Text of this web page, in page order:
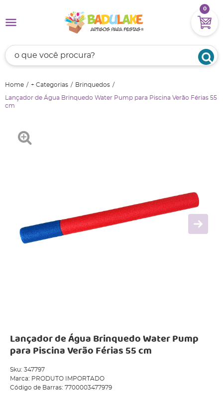
0
Home + Categorias Brinquedos
Lançador de Água Brinquedo Water Pump para Piscina Verão Férias 55
cm
Lançador de Água Brinquedo Water Pump
para Piscina Verão Férias 55 cm
Sku: 347797
Marca: PRODUTO IMPORTADO
Código de Barras: 7700003477979